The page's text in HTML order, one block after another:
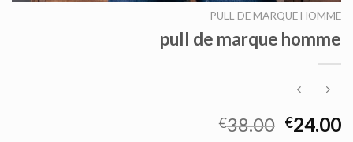
PULL DE MARQUE HOMME
pull de marque homme
€38.00 €24.00